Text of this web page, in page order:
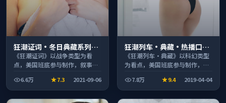
狂潮证词·冬日典藏系列温
情叙事引人入胜
《狂潮证词》以战争类型为看
点，美国班底参与制作，叙事完
看。6.6万 7.3 2021-09-06
狂潮列车·典藏·热播口碑
之作剧情扎实演技在线
《狂潮列车·典藏》以科幻类型
为看点，美国班底参与制作，叙
段观看。
7.8万 9.4 2019-04-04